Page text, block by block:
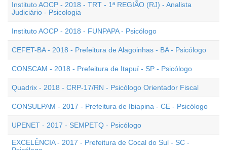
Instituto AOCP - 2018 - TRT - 1ª REGIÃO (RJ) - Analista
Judiciário - Psicologia
Instituto AOCP - 2018 - FUNPAPA - Psicólogo
CEFET-BA - 2018 - Prefeitura de Alagoinhas - BA - Psicólogo
CONSCAM - 2018 - Prefeitura de Itapuí - SP - Psicólogo
Quadrix - 2018 - CRP-17/RN - Psicólogo Orientador Fiscal
CONSULPAM - 2017 - Prefeitura de Ibiapina - CE - Psicólogo
UPENET - 2017 - SEMPETQ - Psicólogo
EXCELÊNCIA - 2017 - Prefeitura de Cocal do Sul - SC -